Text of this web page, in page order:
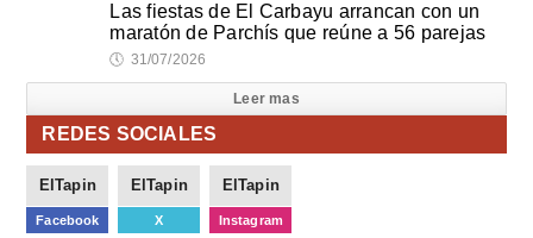
Las fiestas de El Carbayu arrancan con un
maratón de Parchís que reúne a 56 parejas
🕔 31/07/2026
Leer mas
REDES SOCIALES
ElTapin
Facebook
ElTapin
X
ElTapin
Instagram